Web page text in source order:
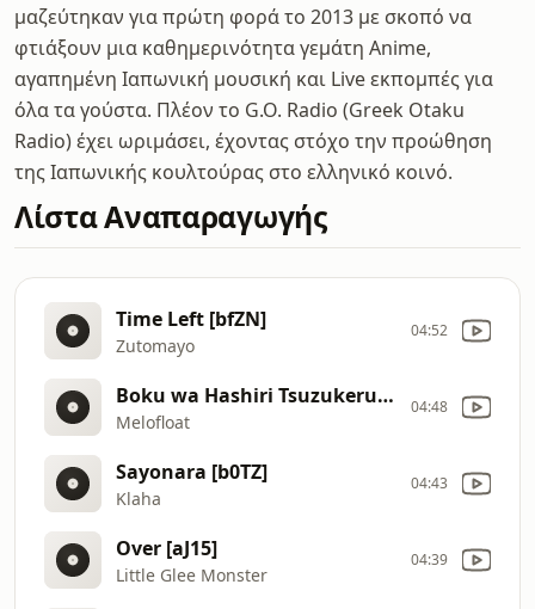
μαζεύτηκαν για πρώτη φορά το 2013 με σκοπό να
φτιάξουν μια καθημερινότητα γεμάτη Anime,
αγαπημένη Ιαπωνική μουσική και Live εκπομπές για
όλα τα γούστα. Πλέον το G.O. Radio (Greek Otaku
Radio) έχει ωριμάσει, έχοντας στόχο την προώθηση
της Ιαπωνικής κουλτούρας στο ελληνικό κοινό.
Λίστα Αναπαραγωγής
Time Left [bfZN]
Zutomayo
04:52
Boku wa Hashiri Tsuzukeru [aJ16]
Melofloat
04:48
Sayonara [b0TZ]
Klaha
04:43
Over [aJ15]
Little Glee Monster
04:39